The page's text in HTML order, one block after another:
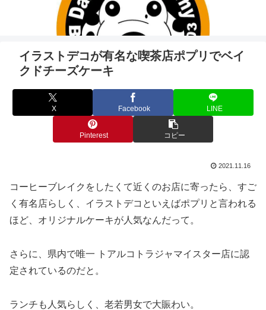
イラストデコが有名な喫茶店ポプリでベイ
クドチーズケーキ
X Facebook LINE
Pinterest コピー
2021.11.16
コーヒーブレイクをしたくて近くのお店に寄ったら、すご
く有名店らしく、イラストデコといえばポプリと言われる
ほど、オリジナルケーキが人気なんだって。
さらに、県内で唯一 トアルコトラジャマイスター店に認
定されているのだと。
ランチも人気らしく、老若男女で大賑わい。